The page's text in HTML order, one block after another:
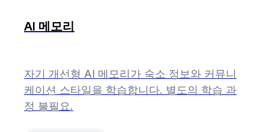
AI 메모리
자기 개선형 AI 메모리가 숙소 정보와 커뮤니
케이션 스타일을 학습합니다. 별도의 학습 과
정 불필요.